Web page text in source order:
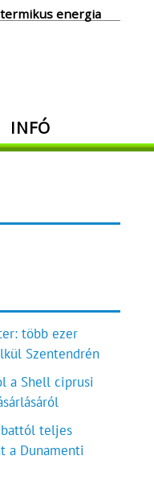
energia
INFÓ
több ezer
Szentendrén
a Shell ciprusi
teljes
a Dunamenti